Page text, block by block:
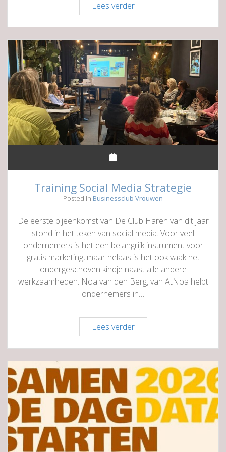
Lees verderALV
in
sfeervolle
Mezzo
Club
Training Social Media Strategie
Posted in Businessclub Vrouwen
De eerste bijeenkomst van De Club Haren van dit jaar
stond in het teken van social media. Voor veel
ondernemers is het een belangrijk instrument voor
gratis marketing, maar helaas is het ook vaak het
ondergeschoven kindje naast alle andere
werkzaamheden. Noa van den Berg, van AtNoa helpt
ondernemers in…
Lees verderTraining
Social
Media
Strategie